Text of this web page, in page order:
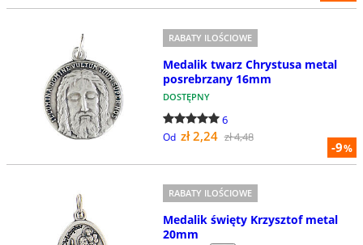
-9%
RABATY ILOŚCIOWE
Medalik twarz Chrystusa metal
posrebrzany 16mm
DOSTĘPNY
6
Od zł 2,24 zł 4,48
RABATY ILOŚCIOWE
Medalik święty Krzysztof metal
20mm